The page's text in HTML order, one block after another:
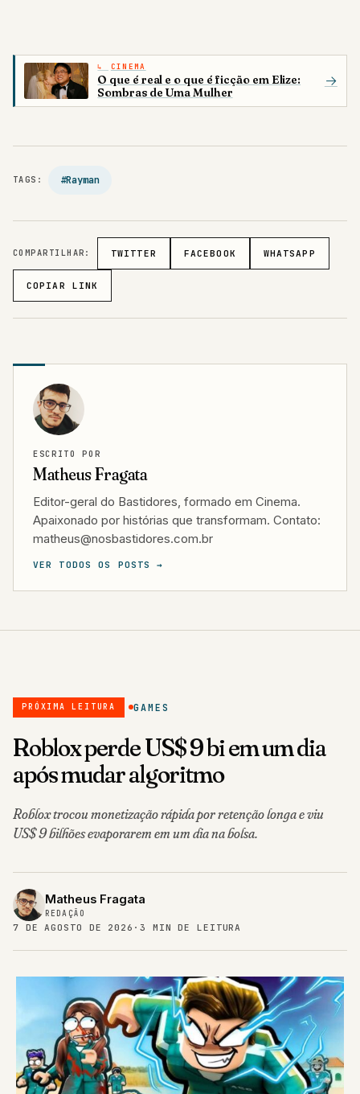
CINEMA
O que é real e o que é ficção em Elize:
Sombras de Uma Mulher
→
TAGS: #Rayman
COMPARTILHAR: TWITTER FACEBOOK WHATSAPP
COPIAR LINK
ESCRITO POR
Matheus Fragata
Editor-geral do Bastidores, formado em Cinema.
Apaixonado por histórias que transformam. Contato:
matheus@nosbastidores.com.br
VER TODOS OS POSTS →
PRÓXIMA LEITURA GAMES
Roblox perde US$ 9 bi em um dia
após mudar algoritmo
Roblox trocou monetização rápida por retenção longa e viu
US$ 9 bilhões evaporarem em um dia na bolsa.
Matheus Fragata
REDAÇÃO
7 DE AGOSTO DE 2026 · 3 MIN DE LEITURA